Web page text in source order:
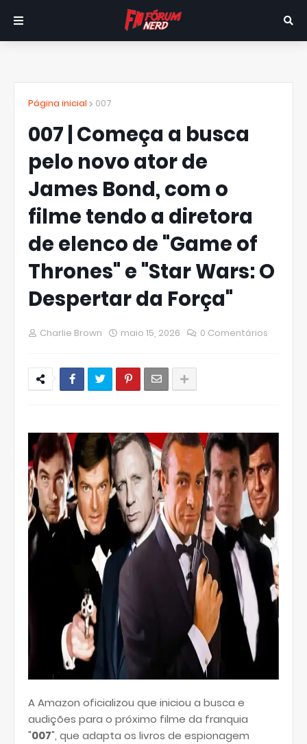
Página inicial 007
007 | Começa a busca
pelo novo ator de
James Bond, com o
filme tendo a diretora
de elenco de "Game of
Thrones" e "Star Wars: O
Despertar da Força"
Charlie Brown maio 15, 2026 0 Comentários
A Amazon oficializou que iniciou a busca e
audições para o próximo filme da franquia
"007", que adapta os livros de espionagem